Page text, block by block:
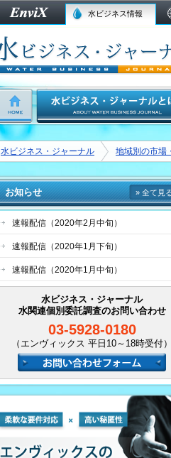
水ビジネス情報
水ビジネス・ジャーナル 地域別の市場
お知らせ » 全て見
速報配信（2020年2月中旬）
速報配信（2020年1月下旬）
速報配信（2020年1月中旬）
水ビジネス・ジャーナル
水関連個別委託調査のお問い合わせ
03-5928-0180
（エンヴィックス 平日10～18時受付）